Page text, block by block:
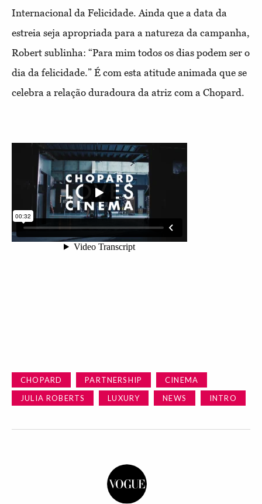
Internacional da Felicidade. Ainda que a data da
estreia seja apropriada para a natureza da campanha,
Robert sublinha: “Para mim todos os dias podem ser o
dia da felicidade.” É com esta atitude animada que se
celebra a relação duradoura da atriz com a Chopard.
CHOPARD PARTNERSHIP
CINEMA
JULIA ROBERTS
LUXURY NEWS INTRO